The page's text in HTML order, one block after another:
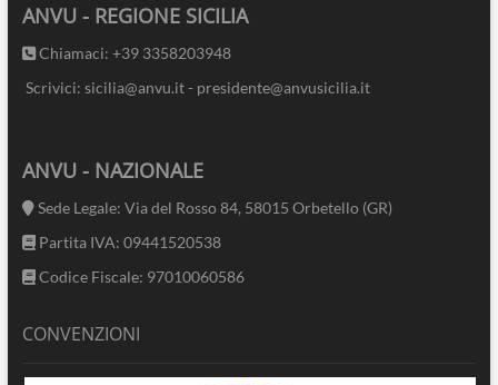
ANVU - REGIONE SICILIA
Chiamaci: +39 3358203948
Scrivici: sicilia@anvu.it - presidente@anvusicilia.it
ANVU - NAZIONALE
Sede Legale: Via del Rosso 84, 58015 Orbetello (GR)
Partita IVA: 09441520538
Codice Fiscale: 97010060586
CONVENZIONI